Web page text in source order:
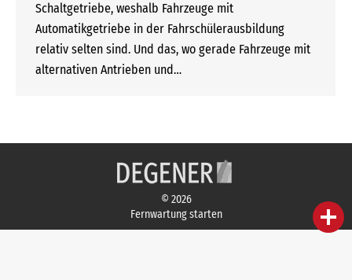
Schaltgetriebe, weshalb Fahrzeuge mit
Automatikgetriebe in der Fahrschülerausbildung
relativ selten sind. Und das, wo gerade Fahrzeuge mit
alternativen Antrieben und…
© 2026
Fernwartung starten
person IHR FACHBERATER